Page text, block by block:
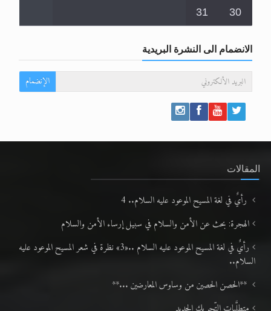
30
31
الانضمام الى النشرة البريدية
الإنضمام
المقالات
رأيٌ في لغة المسيح الموعود عليه السلام.. 4
الهجرة: بحث عن الأمن والسلام في سبيل إرساء الأمن والسلام
رأيٌ في لغة المسيح الموعود عليه السلام ..«3» نظرة في شعر المسيح الموعود عليه
السلام..
**الحصن الحصين من وساوس المعارضين ...**